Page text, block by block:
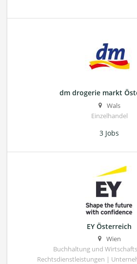
dm drogerie markt
Wals
Einzelhandel
3 Jobs
EY Österreich
Wien
Buchhaltung und
Rechtsdienstleistungen |